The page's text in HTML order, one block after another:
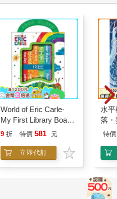
World of Eric Carle-
My First Library Board
Book Block Set
9 折 特價 581 元
立即代訂
水
落
特價